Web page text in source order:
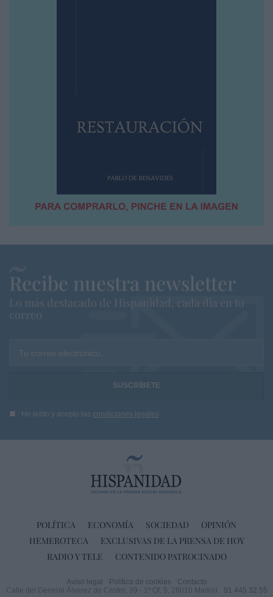
Recibe nuestra newsletter
Lo más destacado de Hispanidad, cada dia en tu
correo
Tu correo electrónico...
He leído y acepto las condiciones legales
POLÍTICA ECONOMÍA SOCIEDAD
OPINIÓN
HEMEROTECA
EXCLUSIVAS DE LA PRENSA DE HOY
RADIO Y TELE
CONTENIDO PATROCINADO
Aviso legal Política de cookies
Contacto
Calle del General Álvarez de Castro, 39 - 1º Of. 9. 28010 Madrid
91 445 32 55